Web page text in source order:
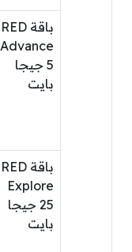
باقة RED
Advance
5 جيجا
بايت
باقة RED
Explore
25 جيجا
بايت